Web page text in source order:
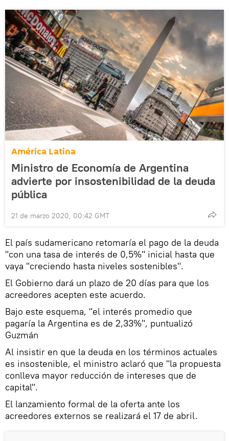
América Latina
Ministro de Economía de Argentina
advierte por insostenibilidad de la deuda
pública
21 de marzo 2020, 00:42 GMT
El país sudamericano retomaría el pago de la deuda
"con una tasa de interés de 0,5%" inicial hasta que
vaya "creciendo hasta niveles sostenibles".
El Gobierno dará un plazo de 20 días para que los
acreedores acepten este acuerdo.
Bajo este esquema, "el interés promedio que
pagaría la Argentina es de 2,33%", puntualizó
Guzmán
Al insistir en que la deuda en los términos actuales
es insostenible, el ministro aclaró que "la propuesta
conlleva mayor reducción de intereses que de
capital".
El lanzamiento formal de la oferta ante los
acreedores externos se realizará el 17 de abril.